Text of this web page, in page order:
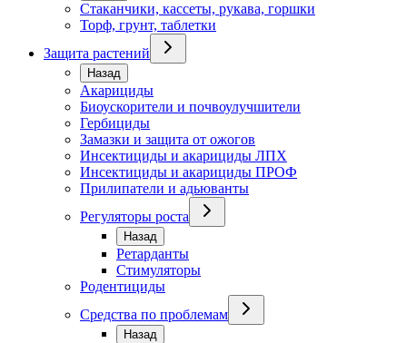
Стаканчики, кассеты, рукава, горшки
Торф, грунт, таблетки
Защита растений
Назад
Акарициды
Биоускорители и почвоулучшители
Гербициды
Замазки и защита от ожогов
Инсектициды и акарициды ЛПХ
Инсектициды и акарициды ПРОФ
Прилипатели и адьюванты
Регуляторы роста
Назад
Ретарданты
Стимуляторы
Родентициды
Средства по проблемам
Назад